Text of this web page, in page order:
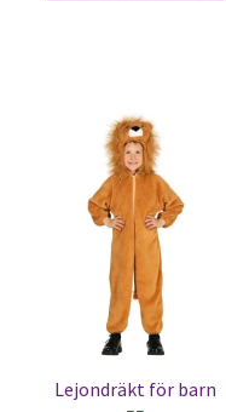
Lejondräkt för barn